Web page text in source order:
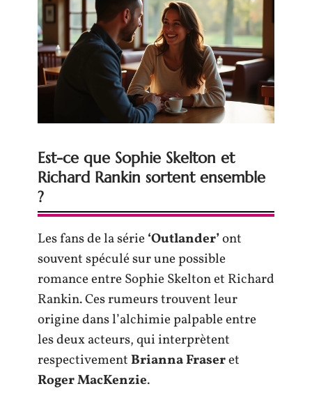
Est-ce que Sophie Skelton et
Richard Rankin sortent ensemble
?
Les fans de la série‘Outlander’ont
souvent spéculé sur une possible
romance entre Sophie Skelton et Richard
Rankin. Ces rumeurs trouvent leur
origine dans l’alchimie palpable entre
les deux acteurs, qui interprètent
respectivementBrianna Fraseret
Roger MacKenzie.